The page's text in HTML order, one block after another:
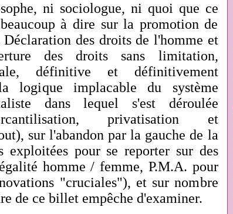
ni sociologue, ni quoi que ce
à dire sur la promotion de
des droits de l'homme et
des droits sans limitation,
définitive et définitivement
logique implacable du système
dans lequel s'est déroulée
privatisation et
sur l'abandon par la gauche de la
exploitées pour se reporter sur des
homme / femme, P.M.A. pour
"cruciales"), et sur nombre
de ce billet empêche d'examiner.